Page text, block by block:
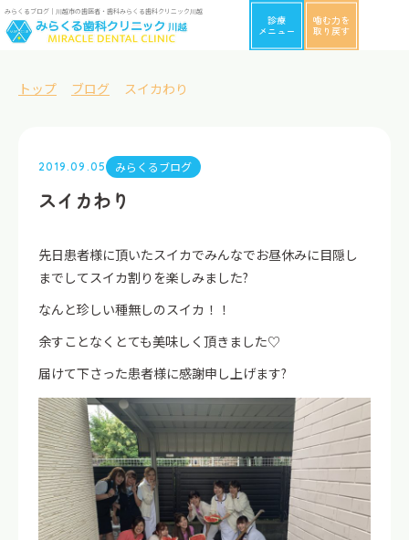
みらくるブログ｜川越市の歯医者・歯科みらくる歯科クリニック川越
診療
メニュー
噛む力を
取り戻す
トップ ブログ スイカわり
2019.09.05 みらくるブログ
スイカわり
先日患者様に頂いたスイカでみんなでお昼休みに目隠し
までしてスイカ割りを楽しみました?
なんと珍しい種無しのスイカ！！
余すことなくとても美味しく頂きました♡
届けて下さった患者様に感謝申し上げます?